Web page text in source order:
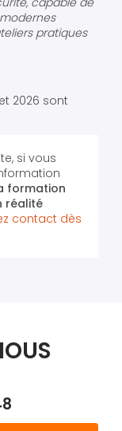
pratiques
2026 sont
si vous
formation
réalité
contact dès